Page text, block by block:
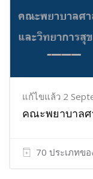
แก้ไขแล้ว 2
คณะพยาบาลศ
70 ประเภทขอ